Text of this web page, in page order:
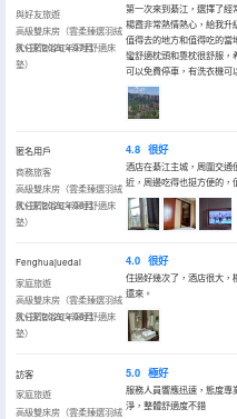
與好友旅遊
高級雙床房（雲柔臻選羽絨
枕+深泡浴缸+深睡舒適床
墊）
入住於2026年07月
第一次來到綦江，選擇了經
楊霞非常熱情熱心，給我升
值得去的地方和值得吃的當
蠻舒適枕頭和靠枕很舒服，
可以免費停車，有洗衣機可
匿名用戶
商務旅客
高級雙床房（雲柔臻選羽絨
枕+深泡浴缸+深睡舒適床
墊）
入住於2026年06月
4.8 很好
酒店在綦江主城，周圍交通
近，周邊吃得也挺方便的，
Fenghuajuedai
家庭旅遊
高級雙床房（雲柔臻選羽絨
枕+深泡浴缸+深睡舒適床
墊）
入住於2026年06月
4.0 很好
住過好幾次了，酒店很大，
還來。
訪客
家庭旅遊
高級雙床房（雲柔臻選羽絨
5.0 極好
服務人員響應迅速，態度專
淨，整體舒適度不錯